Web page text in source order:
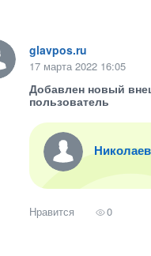
glavpos.ru
17 марта 2022 16:05
Добавлен новый
пользователь
Нравится 0